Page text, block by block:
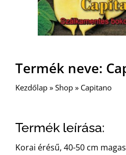
Termék neve:
Kezdőlap » Shop » Capitano
Termék leírása:
Korai érésű, 40-50 cm